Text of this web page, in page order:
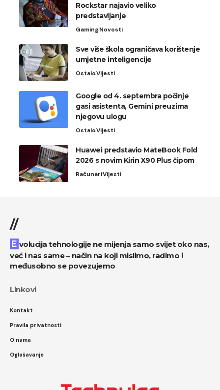
Rockstar najavio veliko
predstavljanje
GamingNovosti
Sve više škola ograničava korištenje
umjetne inteligencije
OstaloVijesti
Google od 4. septembra počinje
gasi asistenta, Gemini preuzima
njegovu ulogu
OstaloVijesti
Huawei predstavio MateBook Fold
2026 s novim Kirin X90 Plus čipom
RačunariVijesti
//
Evolucija tehnologije ne mijenja samo svijet oko nas,
već i nas same – način na koji mislimo, radimo i
međusobno se povezujemo
Linkovi
Kontakt
Pravila privatnosti
O nama
Oglašavanje